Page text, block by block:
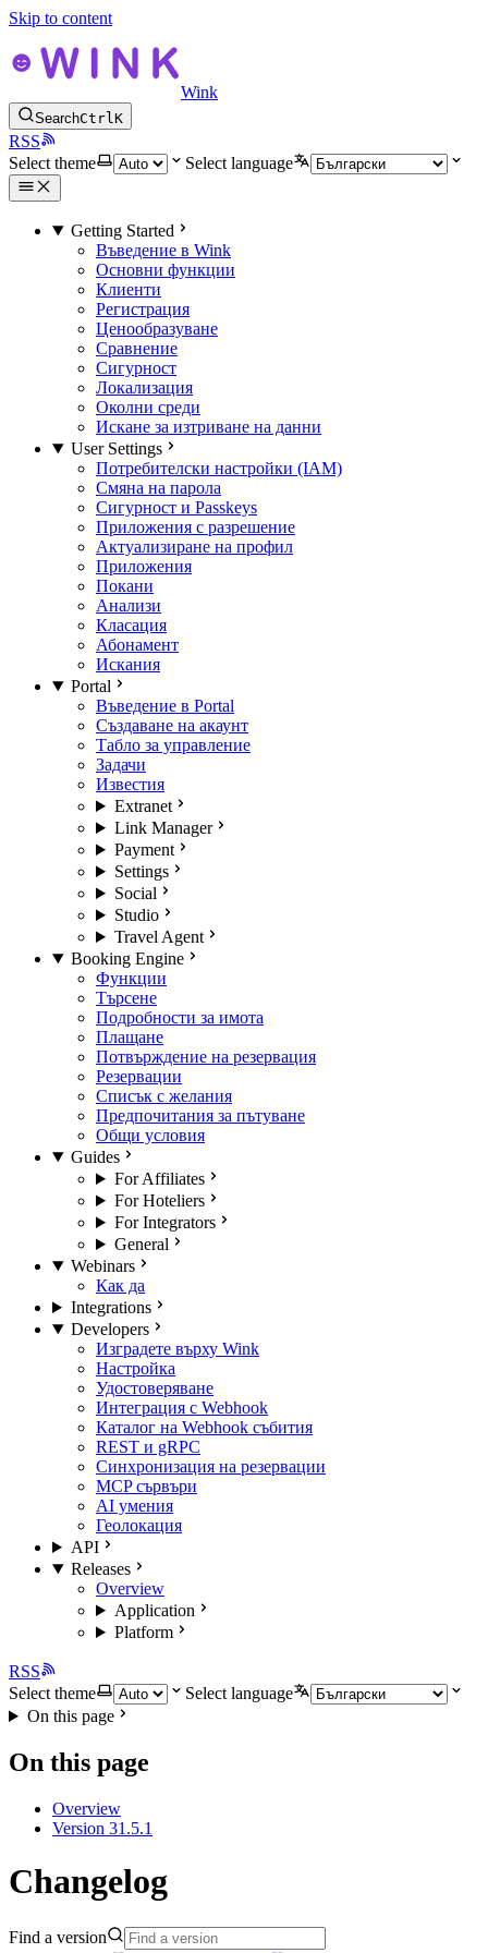
Skip to content
Wink
SearchCtrlK
RSS
Select theme
Select language
Getting Started
Въведение в Wink
Основни функции
Клиенти
Регистрация
Ценообразуване
Сравнение
Сигурност
Локализация
Околни среди
Искане за изтриване на данни
User Settings
Потребителски настройки (IAM)
Смяна на парола
Сигурност и Passkeys
Приложения с разрешение
Актуализиране на профил
Приложения
Покани
Анализи
Класация
Абонамент
Искания
Portal
Въведение в Portal
Създаване на акаунт
Табло за управление
Задачи
Известия
Extranet
Link Manager
Payment
Settings
Social
Studio
Travel Agent
Booking Engine
Функции
Търсене
Подробности за имота
Плащане
Потвърждение на резервация
Резервации
Списък с желания
Предпочитания за пътуване
Общи условия
Guides
For Affiliates
For Hoteliers
For Integrators
General
Webinars
Как да
Integrations
Developers
Изградете върху Wink
Настройка
Удостоверяване
Интеграция с Webhook
Каталог на Webhook събития
REST и gRPC
Синхронизация на резервации
MCP сървъри
AI умения
Геолокация
API
Releases
Overview
Application
Platform
RSS
Select theme
Select language
On this page
On this page
Overview
Version 31.5.1
Changelog
Find a version